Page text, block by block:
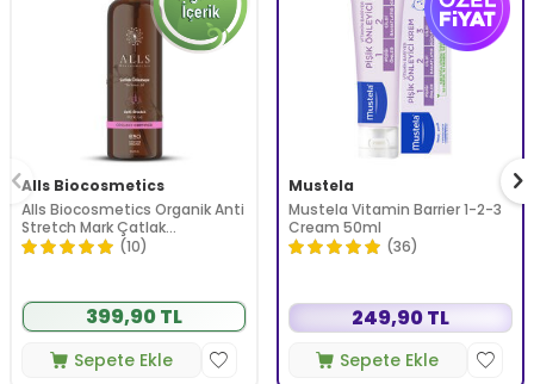
Alls Biocosmetics
Alls Biocosmetics Organik Anti
Stretch Mark Çatlak
Önlemeye Yardımcı Jel 350 ml
(10)
399,90 TL
Sepete Ekle
Mustela
Mustela Vitamin Barrier 1-2-3
Cream 50ml
(36)
249,90 TL
Sepete Ekle